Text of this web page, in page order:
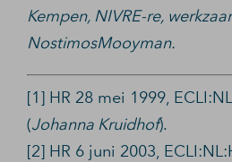
Kempen, NIVRE-re,
NostimosMooyman.
[1] HR 28 mei 1999,
(Johanna Kruidhof).
[2] HR 6 juni 2003,